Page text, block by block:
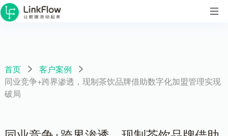
首页
客户案例
同业竞争+跨界渗透，现制茶饮品牌借助数字化加盟管理实现
破局